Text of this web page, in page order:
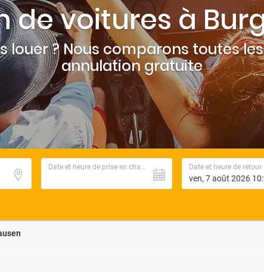
de voitures à
louer ? Nous comparons toutes
annulation gratuite
Date et heure de prise en charge Date et heure de retour